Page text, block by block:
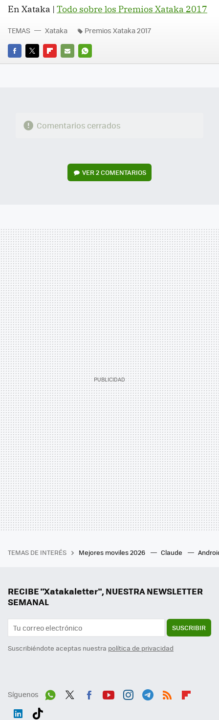
En Xataka | Todo sobre los Premios Xataka 2017
FACEBOOK
TWITTERFLIPBOARD
E-
WHATSAPP
TEMAS Xataka Premios Xataka 2017
Comentarios cerrados
VER2 COMENTARIOS
TEMAS DE INTERÉS Mejores moviles 2026 Claude
RECIBE "Xatakaletter", NUESTRA NEWSLETTER
SEMANAL
SUSCRIBIR
Suscribiéndote aceptas nuestra política de privacidad
Síguenos